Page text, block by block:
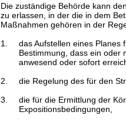
Die zuständige Behörde kann
zu erlassen, in der die in dem
Maßnahmen gehören in der
1.
das Aufstellen eines Planes
Bestimmung, dass ein oder
anwesend oder sofort
2.
die Regelung des für den
3.
die für die Ermittlung der
Expositionsbedingungen,